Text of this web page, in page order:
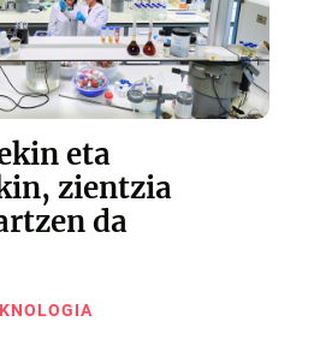
eta
zientzia
da